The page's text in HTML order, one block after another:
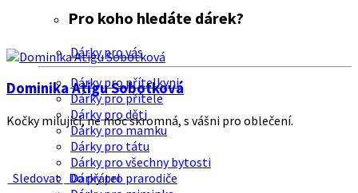
Pro koho hledáte dárek?
Dárky pro vás
Dárky pro přítelkyni
Dárky pro přítele
Dárky pro děti
Dárky pro mamku
Dárky pro tátu
Dárky pro všechny bytosti
Dárky pro prarodiče
Dominika Atigu Sobotková
Kočky milující, ne moc skromná, s vášni pro oblečení.
Sledovat Do přátel